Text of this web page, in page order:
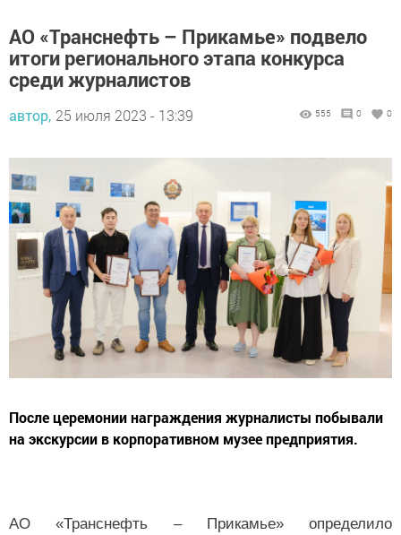
АО «Транснефть – Прикамье» подвело
итоги регионального этапа конкурса
среди журналистов
автор, 25 июля 2023 - 13:39 555 0 0
После церемонии награждения журналисты побывали
на экскурсии в корпоративном музее предприятия.
АО «Транснефть – Прикамье» определило